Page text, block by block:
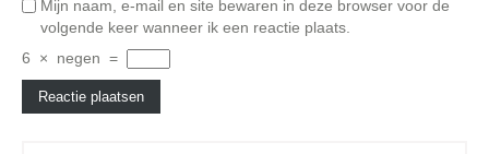
Mijn naam, e-mail en site bewaren in deze browser voor de
volgende keer wanneer ik een reactie plaats.
6
× negen =